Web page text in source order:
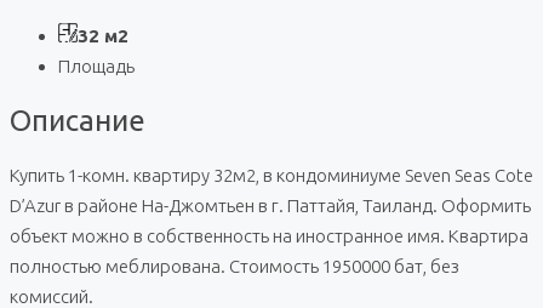
32 м2
Площадь
Описание
Купить 1-комн. квартиру 32м2, в кондоминиуме Seven Seas Cote
D’Azur в районе На-Джомтьен в г. Паттайя, Таиланд. Оформить
объект можно в собственность на иностранное имя. Квартира
полностью меблирована. Стоимость 1950000 бат, без
комиссий.